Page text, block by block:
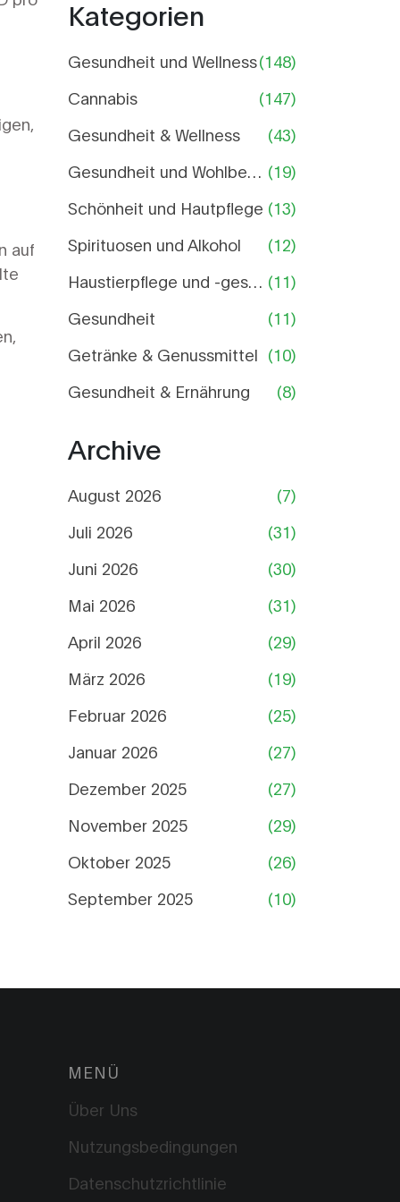
auf
Kategorien
Gesundheit und Wellness(148)
Cannabis
(147)
Gesundheit & Wellness
(43)
Gesundheit und Wohlbefinden (19)
Schönheit und Hautpflege (13)
Spirituosen und Alkohol
(12)
Haustierpflege und -gesundheit (11)
Gesundheit
(11)
Getränke & Genussmittel (10)
Gesundheit & Ernährung
(8)
Archive
August 2026
(7)
Juli 2026
(31)
Juni 2026
(30)
Mai 2026
(31)
April 2026
(29)
März 2026
(19)
Februar 2026
(25)
Januar 2026
(27)
Dezember 2025
(27)
November 2025
(29)
Oktober 2025
(26)
September 2025
(10)
MENÜ
Über Uns
Nutzungsbedingungen
Datenschutzrichtlinie